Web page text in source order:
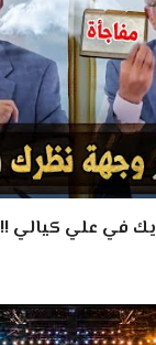
في علي كيالي !!